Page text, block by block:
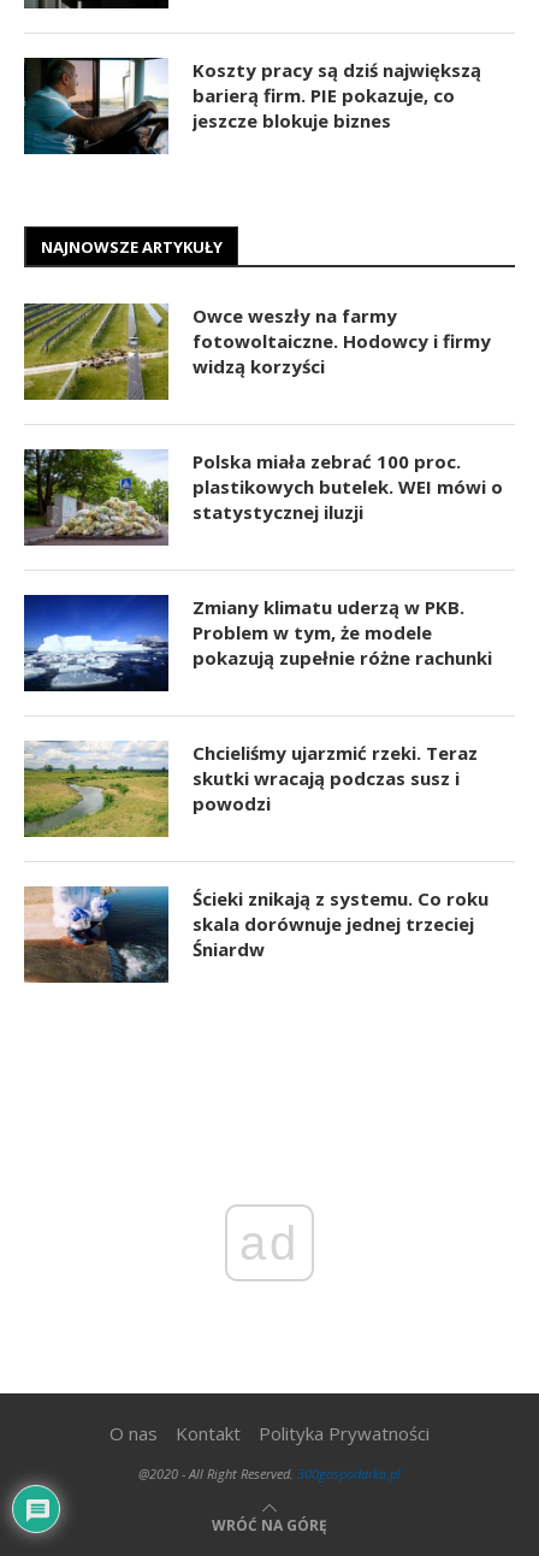
Koszty pracy są dziś największą
barierą firm. PIE pokazuje, co
jeszcze blokuje biznes
NAJNOWSZE ARTYKUŁY
Owce weszły na farmy
fotowoltaiczne. Hodowcy i firmy
widzą korzyści
Polska miała zebrać 100 proc.
plastikowych butelek. WEI mówi o
statystycznej iluzji
Zmiany klimatu uderzą w PKB.
Problem w tym, że modele
pokazują zupełnie różne rachunki
Chcieliśmy ujarzmić rzeki. Teraz
skutki wracają podczas susz i
powodzi
Ścieki znikają z systemu. Co roku
skala dorównuje jednej trzeciej
Śniardw
ad
O nas Kontakt Polityka Prywatności
@2020 - All Right Reserved. 300gospodarka.pl
WRÓĆ NA GÓRĘ